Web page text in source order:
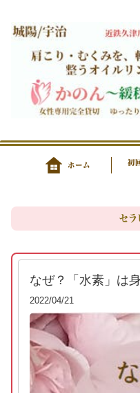
ホーム 初
セラ
なぜ？「水素」は
2022/04/21